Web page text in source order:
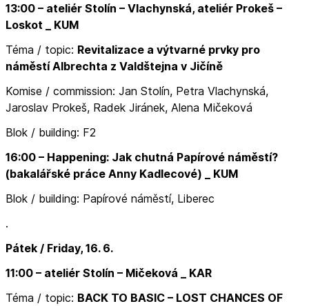
13:00 – ateliér Stolín – Vlachynská, ateliér Prokeš –
Loskot _ KUM
Téma / topic: Revitalizace a výtvarné prvky pro
náměstí Albrechta z Valdštejna v Jičíně
Komise / commission: Jan Stolín, Petra Vlachynská,
Jaroslav Prokeš, Radek Jiránek, Alena Mičeková
Blok / building: F2
16:00 – Happening: Jak chutná Papírové náměstí?
(bakalářské práce Anny Kadlecové) _ KUM
Blok / building: Papírové náměstí, Liberec
.
Pátek / Friday, 16. 6.
11:00 – ateliér Stolín – Mičeková _ KAR
Téma / topic: BACK TO BASIC – LOST CHANCES OF